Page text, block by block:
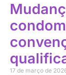
17 de março de